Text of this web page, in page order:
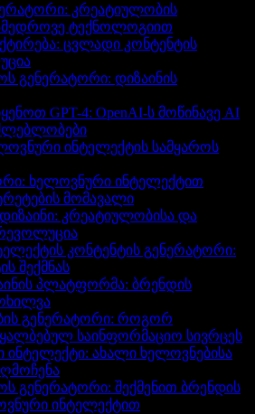
კრეატიულობის
ტექნოლოგიით
ცვლადი კონტენტის
გენერატორი: დიზაინის
GPT-4: OpenAI-ს მოწინავე AI
ინტელექტის სამყაროს
ხელოვნური ინტელექტით
მომავალი
კრეატიულობისა და
კონტენტის გენერატორი:
შექმნას
პლატფორმა: ბრენდის
გენერატორი: როგორ
საინფორმაციო სივრცეს
ინტელექტი: ახალი ხელოვნებისა
გენერატორი: შექმენით ბრენდის
ინტელექტით